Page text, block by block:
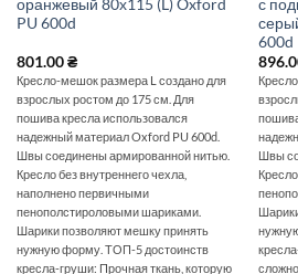
оранжевый 80х115 (L) Oxford
PU 600d
801.00₴
Кресло-мешок размера L создано для
взрослых ростом до 175 см. Для
пошива кресла использовался
надежный материал Oxford PU 600d.
Швы соединены армированной нитью.
Кресло без внутреннего чехла,
наполнено первичными
пенополстироловыми шариками.
Шарики позволяют мешку принять
нужную форму. ТОП-5 достоинств
кресла-груши: Прочная ткань, которую
с
600d
Швы